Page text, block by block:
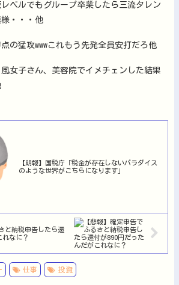
レベルでもグループ卒業したら三流タレン
様・・・他
の猛攻wwwこれもう先発全員安打だろ他
風女子さん、美容院でイメチェンした結果
【朗報】国税庁「税金が存在しないパラダイス
のような世界がこちらになります」
と納税申告したら還
れなに？
仕事 投資